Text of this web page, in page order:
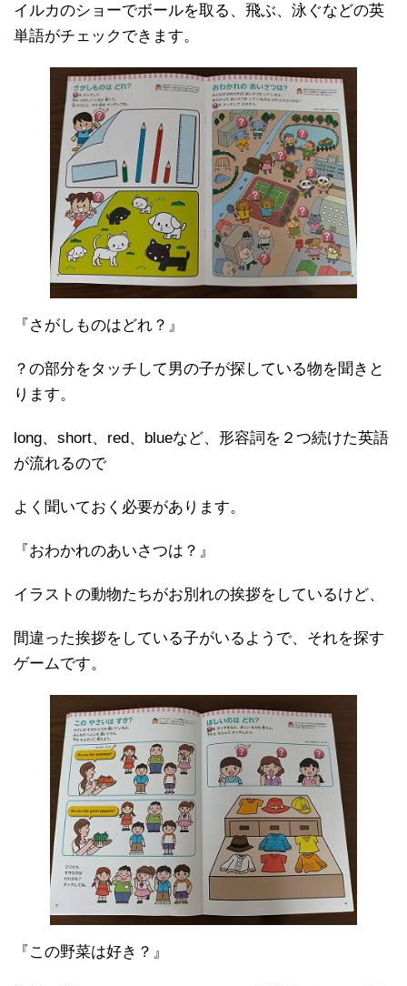
イルカのショーでボールを取る、飛ぶ、泳ぐなどの英
単語がチェックできます。
『さがしものはどれ？』
？の部分をタッチして男の子が探している物を聞きと
ります。
long、short、red、blueなど、形容詞を２つ続けた英語
が流れるので
よく聞いておく必要があります。
『おわかれのあいさつは？』
イラストの動物たちがお別れの挨拶をしているけど、
間違った挨拶をしている子がいるようで、それを探す
ゲームです。
『この野菜は好き？』